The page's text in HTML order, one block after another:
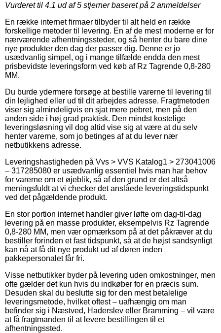
Vurderet til 4.1 ud af 5 stjerner baseret på 2 anmeldelser
En række internet firmaer tilbyder til alt held en række
forskellige metoder til levering. En af de mest moderne er for
nærværende afhentningssteder, og så henter du bare dine
nye produkter den dag der passer dig. Denne er jo
usædvanlig simpel, og i mange tilfælde endda den mest
prisbevidste leveringsform ved køb af Rz Tagrende 0,8-280
MM.
Du burde ydermere forsøge at bestille varerne til levering til
din lejlighed eller ud til dit arbejdes adresse. Fragtmetoden
viser sig almindeligvis en sjat mere pebret, men på den
anden side i høj grad praktisk. Den mindst kostelige
leveringsløsning vil dog altid vise sig at være at du selv
henter varerne, som jo betinges af at du lever nær
netbutikkens adresse.
Leveringshastigheden på Vvs > VVS Katalog1 > 273041006
– 317285080 er usædvanlig essentiel hvis man har behov
for varerne om et øjeblik, så af den grund er det altså
meningsfuldt at vi checker det anslåede leveringstidspunkt
ved det pågældende produkt.
En stor portion internet handler giver løfte om dag-til-dag
levering på en masse produkter, eksempelvis Rz Tagrende
0,8-280 MM, men vær opmærksom på at det påkræver at du
bestiller forinden et fast tidspunkt, så at de højst sandsynligt
kan nå at få dit nye produkt ud af døren inden
pakkepersonalet får fri.
Visse netbutikker byder på levering uden omkostninger, men
ofte gælder det kun hvis du indkøber for en præcis sum.
Desuden skal du beslutte sig for den mest betalelige
leveringsmetode, hvilket oftest – uafhængig om man
befinder sig i Næstved, Haderslev eller Bramming – vil være
at få fragtmanden til at levere bestillingen til et
afhentningssted.